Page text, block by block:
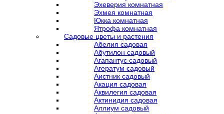
Эхеверия комнатная
Эхмея комнатная
Юкка комнатная
Ятрофа комнатная
Садовые цветы и растения
Абелия садовая
Абутилон садовый
Агапантус садовый
Агератум садовый
Аистник садовый
Акация садовая
Аквилегия садовая
Актинидия садовая
Аллиум садовый